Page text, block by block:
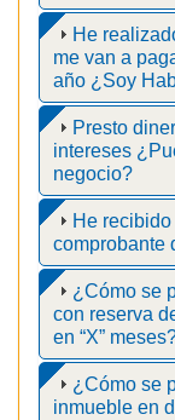
He
me van a
año ¿Soy
Presto
intereses
negocio?
He
comprobante
¿Cómo se
con reserva
en “X”
¿Cómo se
inmueble en